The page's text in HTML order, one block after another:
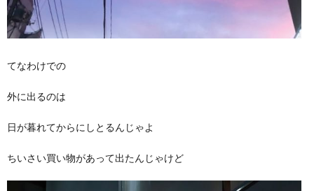
てなわけでの
外に出るのは
日が暮れてからにしとるんじゃよ
ちいさい買い物があって出たんじゃけど